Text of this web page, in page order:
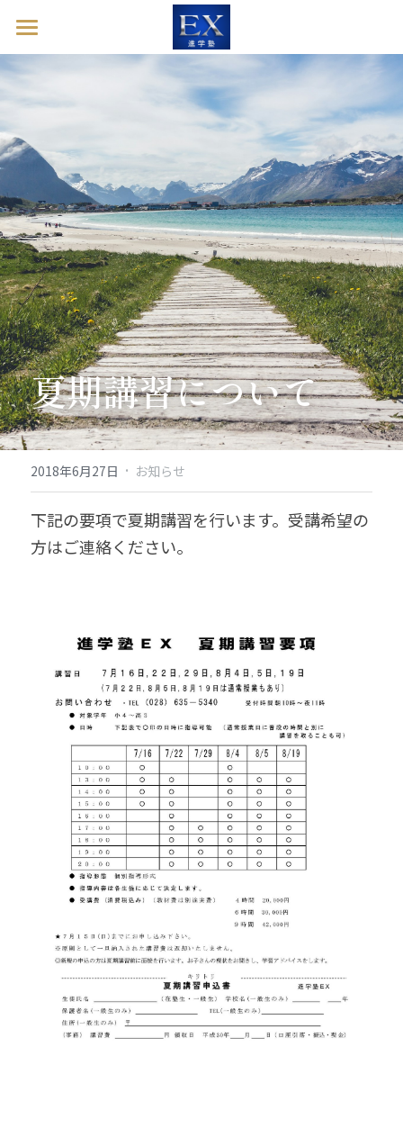
ホーム
進学塾EXとは
塾長ブログ
お問い合わせ
英語診断ドックを予約する
夏期講習について
2018年6月27日 · お知らせ
下記の要項で夏期講習を行います。受講希望の
方はご連絡ください。